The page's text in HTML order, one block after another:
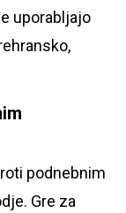
uporabljajo
podnebnim
Gre za